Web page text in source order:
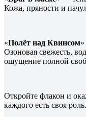
Кожа, пряности и
«Полёт над Квинсом
Озоновая свежесть,
ощущение полной
Откройте флакон и
каждого есть своя роль.